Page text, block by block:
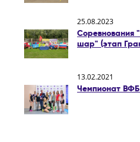
25.08.2023
Соревнования
шар" (этап
13.02.2021
Чемпионат